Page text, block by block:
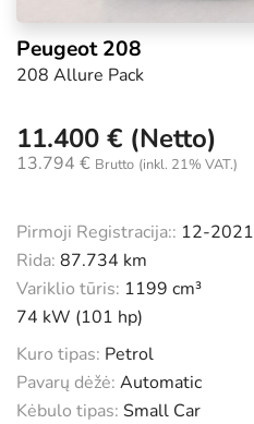
Peugeot 208
208 Allure Pack
11.400 € (Netto)
13.794 € Brutto (inkl. 21% VAT.)
Pirmoji Registracija:: 12-2021
Rida: 87.734 km
Variklio tūris: 1199 cm³
74 kW (101 hp)
Kuro tipas: Petrol
Pavarų dėžė: Automatic
Kėbulo tipas: Small Car